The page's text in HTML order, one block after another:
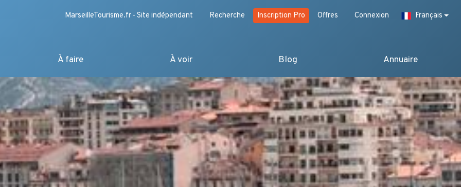
MarseilleTourisme.fr - Site indépendant Recherche Inscription Pro Offres Connexion Français
À faire À voir Blog Annuaire